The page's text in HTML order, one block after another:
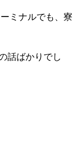
ミナルでも、寮
話ばかりでし